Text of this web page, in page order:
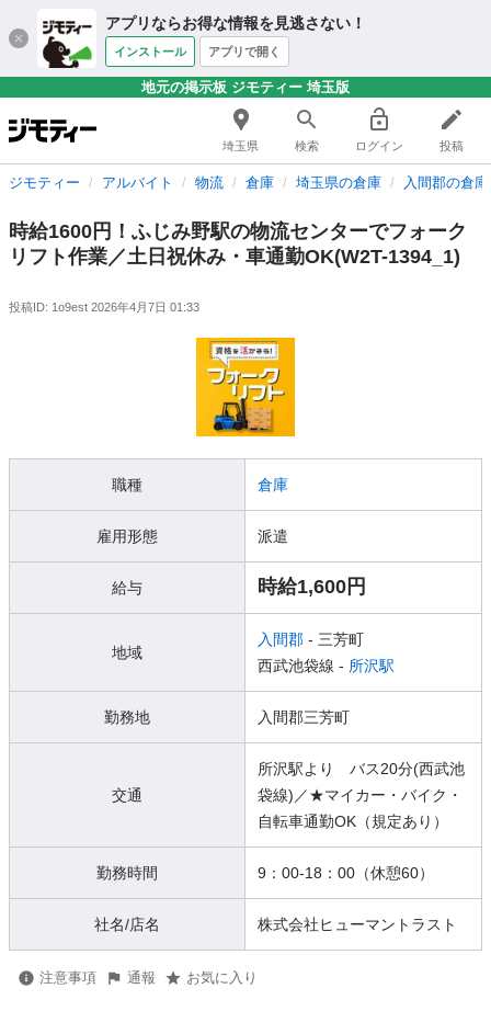
アプリならお得な情報を見逃さない！
インストール アプリで開く
地元の掲示板 ジモティー 埼玉版
埼玉県 検索 ログイン 投稿
ジモティー アルバイト 物流 倉庫 埼玉県の倉庫 入間郡の倉庫
時給1600円！ふじみ野駅の物流センターでフォーク
リフト作業／土日祝休み・車通勤OK(W2T-1394_1)
投稿ID: 1o9est 2026年4月7日 01:33
職種 倉庫
雇用形態 派遣
給与 時給1,600円
地域
入間郡 - 三芳町
西武池袋線 - 所沢駅
勤務地 入間郡三芳町
交通
所沢駅より バス20分(西武池
袋線)／★マイカー・バイク・
自転車通勤OK（規定あり）
勤務時間 9：00-18：00（休憩60）
社名/店名 株式会社ヒューマントラスト
注意事項 通報 お気に入り